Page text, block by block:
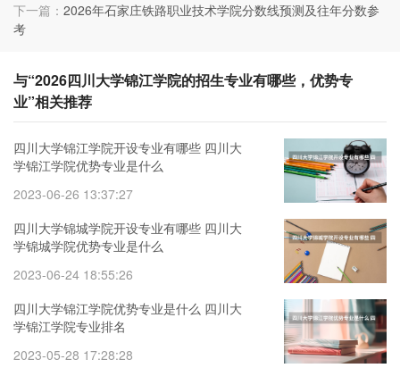
下一篇： 2026年石家庄铁路职业技术学院分数线预测及往年分数参
考
与“2026四川大学锦江学院的招生专业有哪些，优势专
业”相关推荐
四川大学锦江学院开设专业有哪些 四川大
学锦江学院优势专业是什么
2023-06-26 13:37:27
四川大学锦城学院开设专业有哪些 四川大
学锦城学院优势专业是什么
2023-06-24 18:55:26
四川大学锦江学院优势专业是什么 四川大
学锦江学院专业排名
2023-05-28 17:28:28